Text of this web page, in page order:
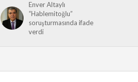
Enver Altaylı
“Hablemitoğlu”
soruşturmasında ifade
verdi